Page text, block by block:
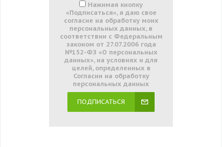
Нажимая кнопку
«Подписаться», я даю свое
согласие на обработку моих
персональных данных, в
соответствии с Федеральным
законом от 27.07.2006 года
№152-ФЗ «О персональных
данных», на условиях и для
целей, определенных в
Согласии на обработку
персональных данных
ПОДПИСАТЬСЯ